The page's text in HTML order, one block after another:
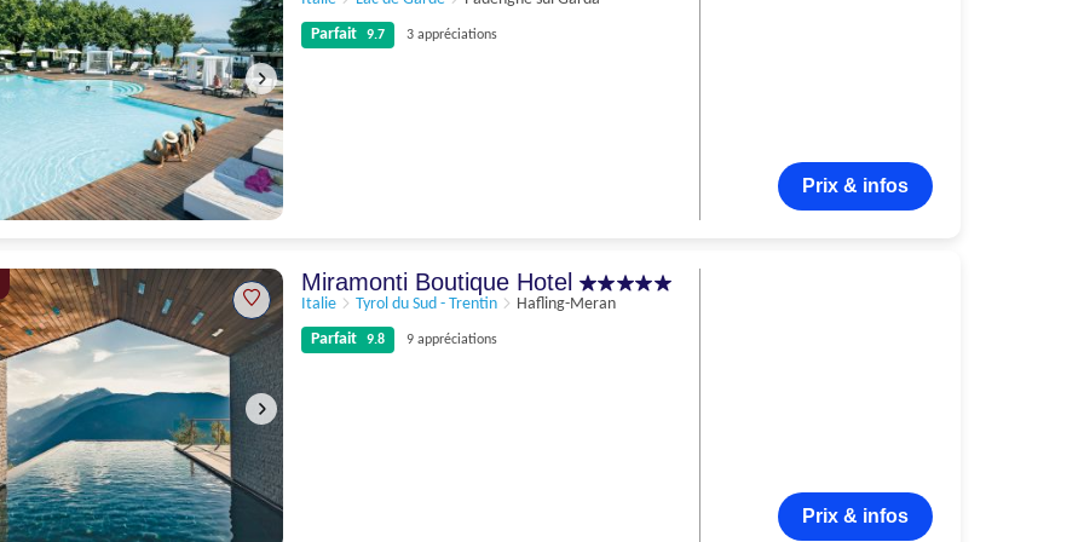
Parfait
9.7 3 appréciations
Prix & infos
Miramonti Boutique Hotel
Italie Tyrol du Sud - Trentin
Hafling-Meran
Parfait
9.8 9 appréciations
Prix & infos